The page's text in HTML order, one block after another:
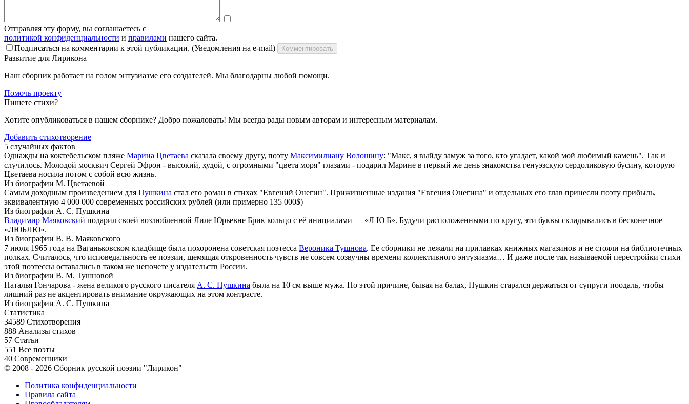
Отправляя эту форму, вы соглашаетесь с
политикой конфиденциальности и правилами нашего сайта.
Подписаться на комментарии к этой публикации. (Уведомления на e-mail)
Комментировать
Развитие для Лирикона
Наш сборник работает на голом энтузиазме его создателей. Мы благодарны любой помощи.
Помочь проекту
Пишете стихи?
Хотите опубликоваться в нашем сборнике? Добро пожаловать! Мы всегда рады новым авторам и интересным материалам.
Добавить стихотворение
5 случайных фактов
Однажды на коктебельском пляже Марина Цветаева сказала своему другу, поэту Максимилиану Волошину: "Макс, я выйду замуж за того, кто угадает, какой мой любимый камень". Так и
случилось. Молодой москвич Сергей Эфрон - высокий, худой, с огромными "цвета моря" глазами - подарил Марине в первый же день знакомства генуэзскую сердоликовую бусину, которую
Цветаева носила потом с собой всю жизнь.
Из биографии М. Цветаевой
Самым доходным произведением для Пушкина стал его роман в стихах "Евгений Онегин". Прижизненные издания "Евгения Онегина" и отдельных его глав принесли поэту прибыль,
эквивалентную 4 000 000 современных российских рублей (или примерно 135 000$)
Из биографии А. С. Пушкина
Владимир Маяковский подарил своей возлюбленной Лиле Юрьевне Брик кольцо с её инициалами — «Л Ю Б». Будучи расположенными по кругу, эти буквы складывались в бесконечное
«ЛЮБЛЮ».
Из биографии В. В. Маяковского
7 июля 1965 года на Ваганьковском кладбище была похоронена советская поэтесса Вероника Тушнова. Ее сборники не лежали на прилавках книжных магазинов и не стояли на библиотечных
полках. Считалось, что исповедальность ее поэзии, щемящая откровенность чувств не совсем созвучны времени коллективного энтузиазма… И даже после так называемой перестройки стихи
этой поэтессы оставались в таком же непочете у издательств России.
Из биографии В. М. Тушновой
Наталья Гончарова - жена великого русского писателя А. С. Пушкина была на 10 см выше мужа. По этой причине, бывая на балах, Пушкин старался держаться от супруги поодаль, чтобы
лишний раз не акцентировать внимание окружающих на этом контрасте.
Из биографии А. С. Пушкина
Статистика
34589 Стихотворения
888 Анализы стихов
57 Статьи
551 Все поэты
40 Современники
© 2008 - 2026 Сборник русской поэзии "Лирикон"
Политика конфиденциальности
Правила сайта